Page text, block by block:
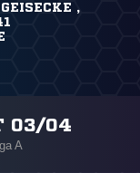
,
03/04
A